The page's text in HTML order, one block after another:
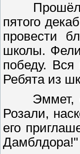
Прошёл
пятого
провести
школы.
победу. Вся
Ребята из
Эммет,
Розали,
его
Дамблдора!"